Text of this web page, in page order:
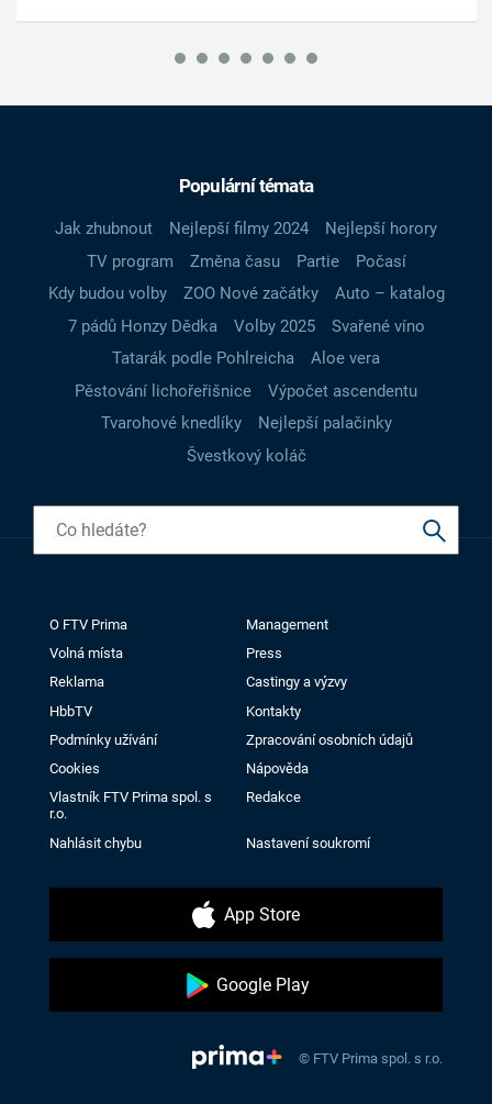
Populární témata
Jak zhubnout Nejlepší filmy 2024
Nejlepší horory
TV program
Změna času Partie
Počasí
Kdy budou volby
ZOO Nové začátky
Auto – katalog
7 pádů Honzy Dědka
Volby 2025
Svařené víno
Tatarák podle Pohlreicha
Aloe vera
Pěstování lichořeřišnice
Výpočet ascendentu
Tvarohové knedlíky
Nejlepší palačinky
Švestkový koláč
O FTV Prima
Management
Volná místa
Press
Reklama
Castingy a výzvy
HbbTV
Kontakty
Podmínky užívání
Zpracování osobních údajů
Cookies
Nápověda
Vlastník FTV Prima spol. s
r.o.
Redakce
Nahlásit chybu Nastavení soukromí
App Store
Google Play
© FTV Prima spol. s r.o.